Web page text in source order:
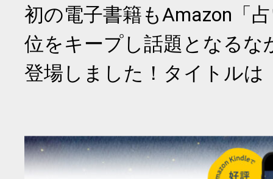
初の電子書籍もAmazon「
位をキープし話題となるな
登場しました！タイトルは